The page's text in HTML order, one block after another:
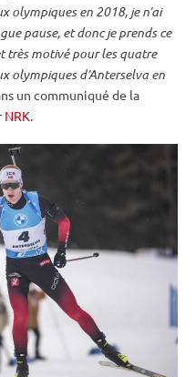
olympiquesen 2018, je n’ai
pause, et donc je prends ce
très motivé pour les quatre
olympiquesd’Anterselva en
un communiqué de la
NRK.